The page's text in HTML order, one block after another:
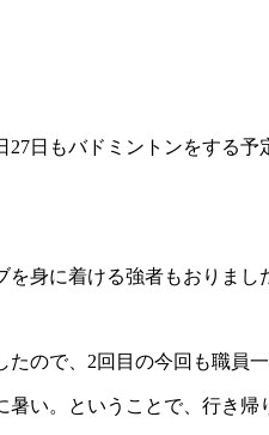
日もバドミントンをする予
を身に着ける強者もおりまし
ので、2回目の今回も職員
い。ということで、行き